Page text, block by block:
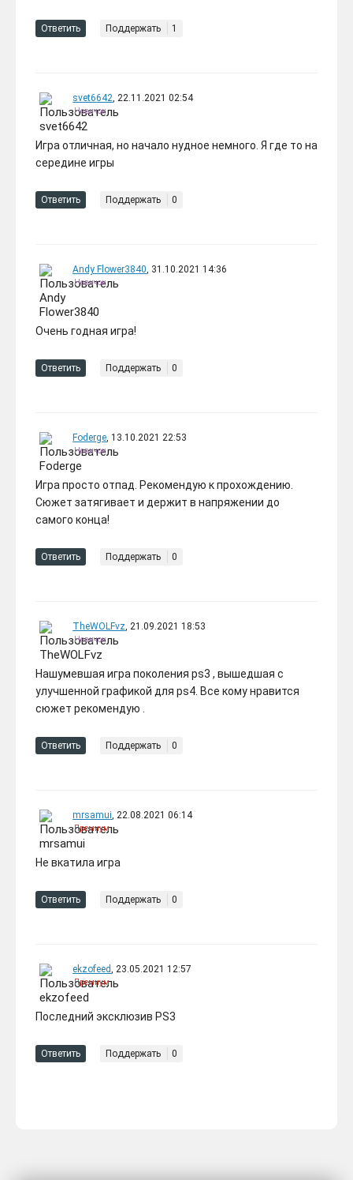
Ответить Поддержать 1
svet6642, 22.11.2021 02:54
Новичок
Игра отличная, но начало нудное немного. Я где то на
середине игры
Ответить Поддержать 0
Andy Flower3840, 31.10.2021 14:36
Новичок
Очень годная игра!
Ответить Поддержать 0
Foderge, 13.10.2021 22:53
Новичок
Игра просто отпад. Рекомендую к прохождению.
Сюжет затягивает и держит в напряжении до
самого конца!
Ответить Поддержать 0
TheWOLFvz, 21.09.2021 18:53
Новичок
Нашумевшая игра поколения ps3 , вышедшая с
улучшенной графикой для ps4. Все кому нравится
сюжет рекомендую .
Ответить Поддержать 0
mrsamui, 22.08.2021 06:14
Премиум
Не вкатила игра
Ответить Поддержать 0
ekzofeed, 23.05.2021 12:57
Премиум
Последний эксклюзив PS3
Ответить Поддержать 0